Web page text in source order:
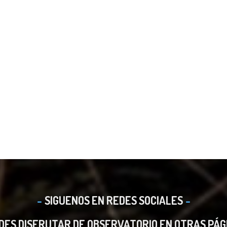
SIGUENOS EN REDES SOCIALES
DISFRUTAR DE OBSERVATORIO EN OTRAS